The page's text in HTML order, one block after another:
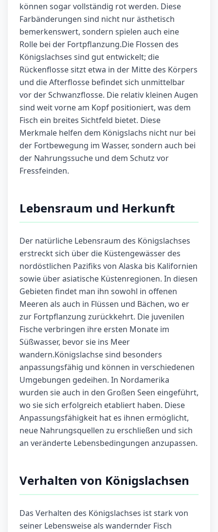
können sogar vollständig rot werden. Diese
Farbänderungen sind nicht nur ästhetisch
bemerkenswert, sondern spielen auch eine
Rolle bei der Fortpflanzung.Die Flossen des
Königslachses sind gut entwickelt; die
Rückenflosse sitzt etwa in der Mitte des Körpers
und die Afterflosse befindet sich unmittelbar
vor der Schwanzflosse. Die relativ kleinen Augen
sind weit vorne am Kopf positioniert, was dem
Fisch ein breites Sichtfeld bietet. Diese
Merkmale helfen dem Königslachs nicht nur bei
der Fortbewegung im Wasser, sondern auch bei
der Nahrungssuche und dem Schutz vor
Fressfeinden.
Lebensraum und Herkunft
Der natürliche Lebensraum des Königslachses
erstreckt sich über die Küstengewässer des
nordöstlichen Pazifiks von Alaska bis Kalifornien
sowie über asiatische Küstenregionen. In diesen
Gebieten findet man ihn sowohl in offenen
Meeren als auch in Flüssen und Bächen, wo er
zur Fortpflanzung zurückkehrt. Die juvenilen
Fische verbringen ihre ersten Monate im
Süßwasser, bevor sie ins Meer
wandern.Königslachse sind besonders
anpassungsfähig und können in verschiedenen
Umgebungen gedeihen. In Nordamerika
wurden sie auch in den Großen Seen eingeführt,
wo sie sich erfolgreich etabliert haben. Diese
Anpassungsfähigkeit hat es ihnen ermöglicht,
neue Nahrungsquellen zu erschließen und sich
an veränderte Lebensbedingungen anzupassen.
Verhalten von Königslachsen
Das Verhalten des Königslachses ist stark von
seiner Lebensweise als wandernder Fisch